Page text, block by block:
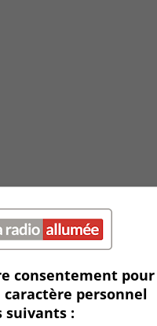
consentement pour
personnel
suivants :